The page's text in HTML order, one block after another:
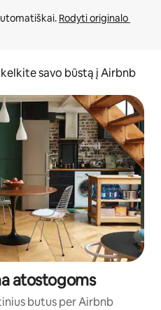
Rodyti originalo
savo būstą į Airbnb
atostogoms
butus per Airbnb